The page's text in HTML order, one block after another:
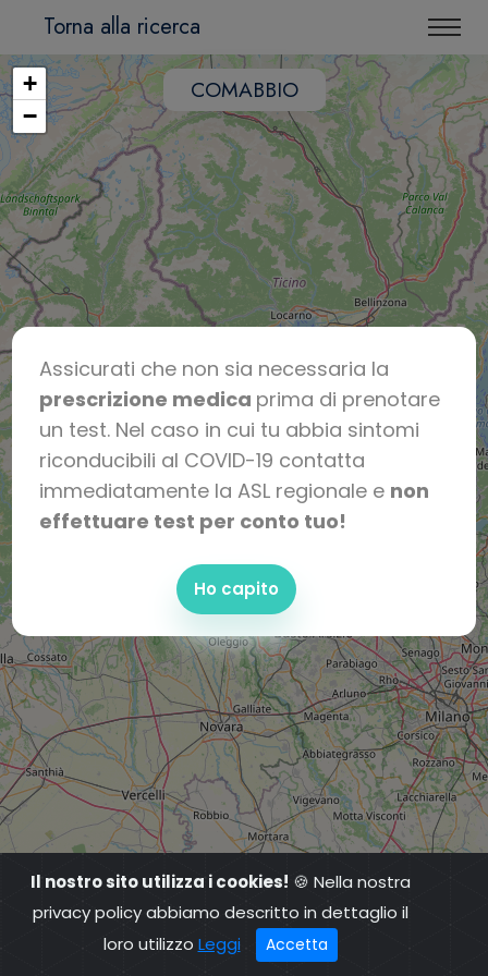
Assicurati che non sia necessaria la
prescrizione medica prima di prenotare
un test. Nel caso in cui tu abbia sintomi
riconducibili al COVID-19 contatta
immediatamente la ASL regionale e non
effettuare test per conto tuo!
Ho capito
Torna alla ricerca
COMABBIO
+
−
Il nostro sito utilizza i cookies! 🍪 Nella nostra
privacy policy abbiamo descritto in dettaglio il
loro utilizzo Leggi Accetta